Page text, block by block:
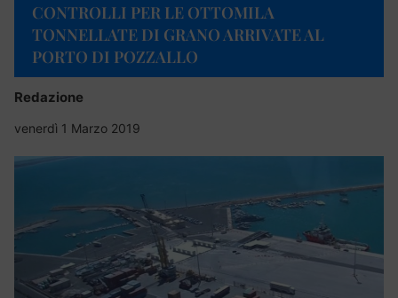
CONTROLLI PER LE OTTOMILA
TONNELLATE DI GRANO ARRIVATE AL
PORTO DI POZZALLO
Redazione
venerdì 1 Marzo 2019